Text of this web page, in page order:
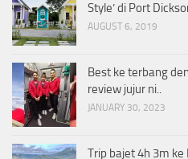
Style’ di Port
AUGUST 6, 2019
Best ke terbang
review jujur ni..
JANUARY 30, 2023
Trip bajet 4h 3m